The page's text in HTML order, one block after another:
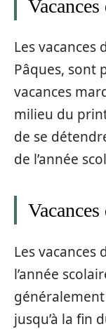
Les vacances
Pâques, sont
vacances
milieu du
de se
de l’année
Vacances
Les vacances
l’année
jusqu’à la fin